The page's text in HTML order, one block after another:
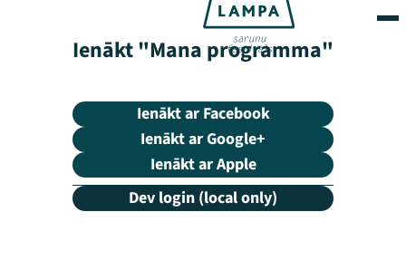
Mana programma
Ienākt "Mana programma"
Ienākt ar Facebook
Ienākt ar Google+
Ienākt ar Apple
Dev login (local only)